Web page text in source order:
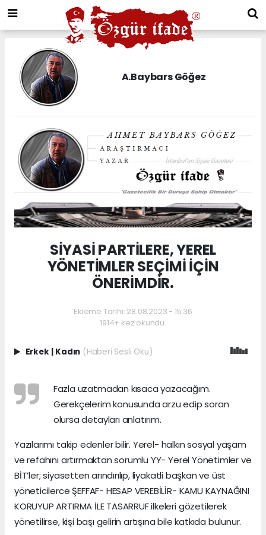
A.Baybars Göğez
SİYASİ PARTİLERE, YEREL
YÖNETİMLER SEÇİMİ İÇİN
ÖNERİMDİR.
Ekleme Tarihi: 28.08.2023 - 15:36
1914+ kez okundu.
Erkek | Kadın (Haberi Sesli Oku)
Fazla uzatmadan kısaca yazacağım.
Gerekçelerim konusunda arzu edip soran
olursa detayları anlatırım.
Yazılarımı takip edenler bilir. Yerel- halkın sosyal yaşam
ve refahını artırmaktan sorumlu YY- Yerel Yönetimler ve
BİT’ler; siyasetten arındırılıp, liyakatli başkan ve üst
yöneticilerce ŞEFFAF- HESAP VEREBİLİR- KAMU KAYNAĞINI
KORUYUP ARTIRMA İLE TASARRUF ilkeleri gözetilerek
yönetilirse, kişi başı gelirin artışına bile katkıda bulunur.